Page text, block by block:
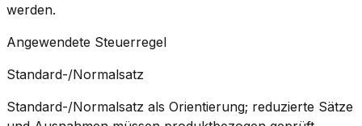
werden.
Angewendete Steuerregel
Standard-/Normalsatz
Standard-/Normalsatz als Orientierung; reduzierte Sätze